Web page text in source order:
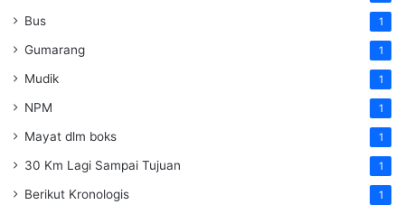
Bus 1
Gumarang 1
Mudik 1
NPM 1
Mayat dlm boks 1
30 Km Lagi Sampai Tujuan 1
Berikut Kronologis 1